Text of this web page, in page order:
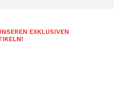
EXKLUSIVEN